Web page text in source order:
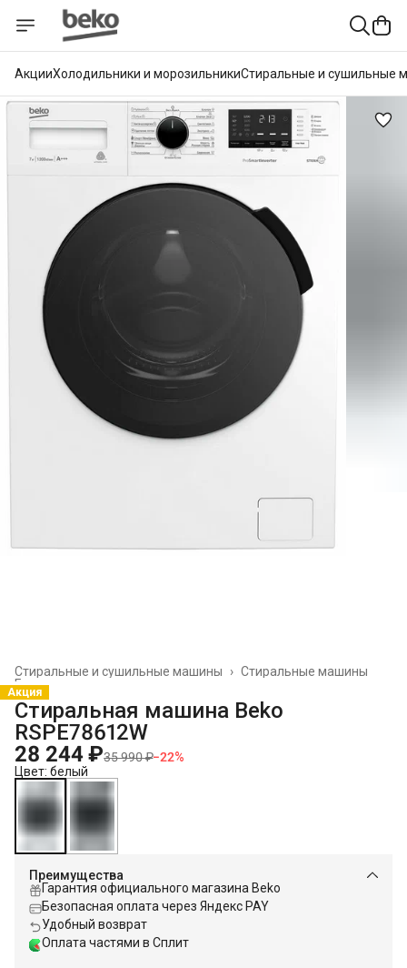
АкцииХолодильники и морозильникиСтиральные и сушильные
Стиральные машины
Стиральные и сушильные машины
›
Главная
Акция
Стиральная машина Beko
RSPE78612W
28 244 ₽35 990 ₽−22%
Цвет: белый
Преимущества
Гарантия официального магазина Beko
Безопасная оплата через Яндекс PAY
Удобный возврат
Оплата частями в Сплит